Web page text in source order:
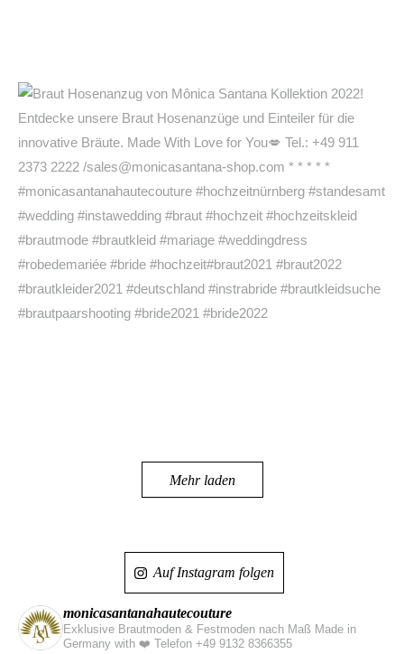
Mehr laden
Auf Instagram folgen
monicasantanahautecouture
Exklusive Brautmoden & Festmoden nach Maß Made in
Germany with ❤️ Telefon +49 9132 8366355